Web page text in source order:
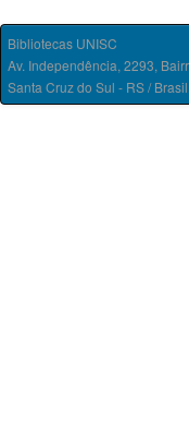
Bibliotecas UNISC
Av. Independência, 2293,
Santa Cruz do Sul - RS /